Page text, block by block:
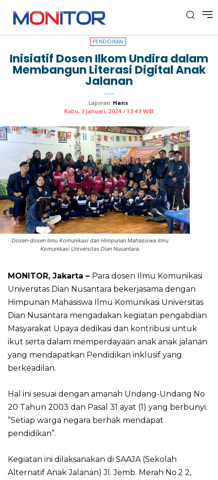
PENDIDIKAN
PENDIDIKAN
Inisiatif Dosen Ilkom Undira dalam
Membangun Literasi Digital Anak
Jalanan
Laporan: Hans
Rabu, 3 Januari, 2024 / 13:43 WIB
Dosen-dosen Ilmu Komunikasi dan Himpunan Mahasiswa Ilmu
Komunikasi Universitas Dian Nusantara.
MONITOR, Jakarta – Para dosen Ilmu Komunikasi
Universitas Dian Nusantara bekerjasama dengan
Himpunan Mahasiswa Ilmu Komunikasi Universitas
Dian Nusantara mengadakan kegiatan pengabdian
Masyarakat Upaya dedikasi dan kontribusi untuk
ikut serta dalam memperdayaan anak anak jalanan
yang mendapatkan Pendidikan inklusif yang
berkeadilan.
Hal ini sesuai dengan amanah Undang-Undang No
20 Tahun 2003 dan Pasal 31 ayat (1) yang berbunyi:
”Setiap warga negara berhak mendapat
pendidikan”.
Kegiatan ini dilaksanakan di SAAJA (Sekolah
Alternatif Anak Jalanan) Jl. Jemb. Merah No.2 2,